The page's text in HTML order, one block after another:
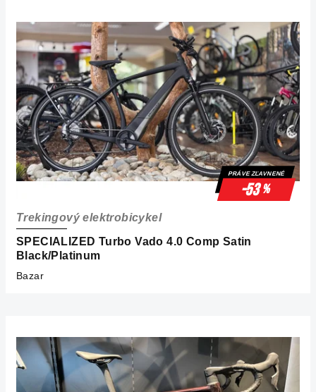
PRÁVE ZĽAVNENÉ
-53%
SPECIALIZED Turbo Vado 4.0 Comp Satin
Black/Platinum
Trekingový elektrobicykel
Bazar